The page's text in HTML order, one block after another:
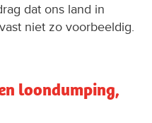
dat ons land in
niet zo voorbeeldig.
loondumping,